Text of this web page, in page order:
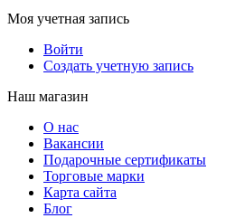
Моя учетная запись
Войти
Создать учетную запись
Наш магазин
О нас
Вакансии
Подарочные сертификаты
Торговые марки
Карта сайта
Блог